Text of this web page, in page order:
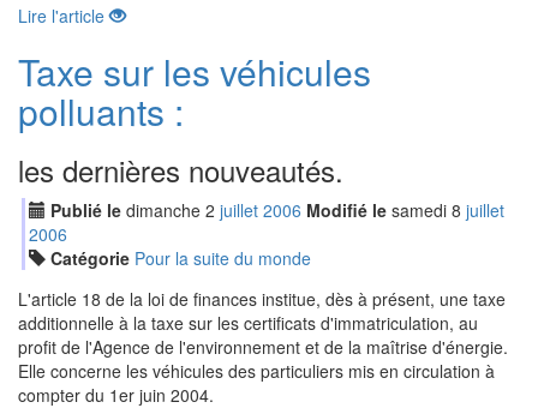
Lire l'article
Taxe sur les véhicules
polluants :
les dernières nouveautés.
Publié le dimanche 2 juillet 2006 Modifié le samedi 8 juillet
2006
Catégorie Pour la suite du monde
L'article 18 de la loi de finances institue, dès à présent, une taxe
additionnelle à la taxe sur les certificats d'immatriculation, au
profit de l'Agence de l'environnement et de la maîtrise d'énergie.
Elle concerne les véhicules des particuliers mis en circulation à
compter du 1er juin 2004.